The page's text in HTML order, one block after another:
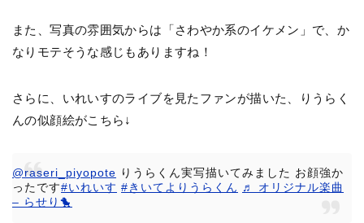
また、写真の雰囲気からは「さわやか系のイケメン」で、か
なりモテそうな感じもありますね！
さらに、いれいすのライブを見たファンが描いた、りうらく
んの似顔絵がこちら↓
@raseri_piyopote りうらくん実写描いてみました お顔強か
ったです#いれいす #きいてよりうらくん ♬ オリジナル楽曲
– らせり🐤